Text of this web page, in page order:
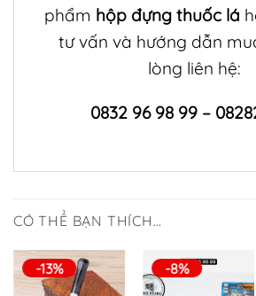
phẩm hộp đựng thuốc lá
tư vấn và hướng dẫn
lòng liên hệ:
0832 96 98 99 –
CÓ THỂ BẠN THÍCH…
-13% -8%